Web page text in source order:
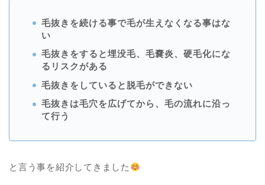
毛抜きを続ける事で毛が生えなくなる事はな
い
毛抜きをすると埋没毛、毛嚢炎、硬毛化にな
るリスクがある
毛抜きをしていると脱毛ができない
毛抜きは毛穴を広げてから、毛の流れに沿っ
て行う
と言う事を紹介してきました